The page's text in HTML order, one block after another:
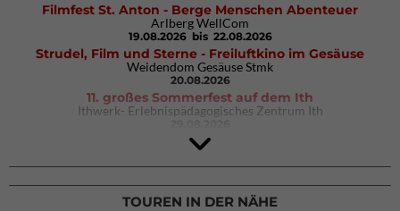
Filmfest St. Anton - Berge Menschen Abenteuer
Arlberg WellCom
19.08.2026 bis 22.08.2026
Strudel, Film und Sterne - Freiluftkino im Gesäuse
Weidendom Gesäuse Stmk
20.08.2026
11. großes Sommerfest auf dem Ith
Ithwerk- Erlebnispädagogisches Zentrum Ith
4Blocs KIDS 2026
DAV Kletter- & Boulderzentrum München Süd (Thalkirchen)
26.09.2026
TOUREN IN DER NÄHE